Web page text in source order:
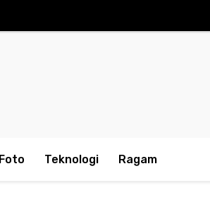
Foto Teknologi Ragam